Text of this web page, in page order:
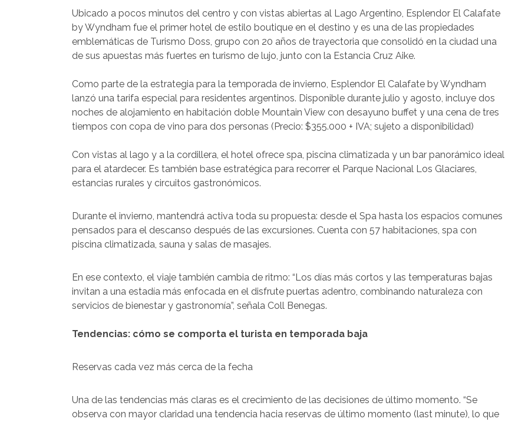
Ubicado a pocos minutos del centro y con vistas abiertas al Lago Argentino, Esplendor El Calafate
by Wyndham fue el primer hotel de estilo boutique en el destino y es una de las propiedades
emblemáticas de Turismo Doss, grupo con 20 años de trayectoria que consolidó en la ciudad una
de sus apuestas más fuertes en turismo de lujo, junto con la Estancia Cruz Aike.
Como parte de la estrategia para la temporada de invierno, Esplendor El Calafate by Wyndham
lanzó una tarifa especial para residentes argentinos. Disponible durante julio y agosto, incluye dos
noches de alojamiento en habitación doble Mountain View con desayuno buffet y una cena de tres
tiempos con copa de vino para dos personas (Precio: $355.000 + IVA; sujeto a disponibilidad)
Con vistas al lago y a la cordillera, el hotel ofrece spa, piscina climatizada y un bar panorámico ideal
para el atardecer. Es también base estratégica para recorrer el Parque Nacional Los Glaciares,
estancias rurales y circuitos gastronómicos.
Durante el invierno, mantendrá activa toda su propuesta: desde el Spa hasta los espacios comunes
pensados para el descanso después de las excursiones. Cuenta con 57 habitaciones, spa con
piscina climatizada, sauna y salas de masajes.
En ese contexto, el viaje también cambia de ritmo: “Los días más cortos y las temperaturas bajas
invitan a una estadía más enfocada en el disfrute puertas adentro, combinando naturaleza con
servicios de bienestar y gastronomía”, señala Coll Benegas.
Tendencias: cómo se comporta el turista en temporada baja
Reservas cada vez más cerca de la fecha
Una de las tendencias más claras es el crecimiento de las decisiones de último momento. “Se
observa con mayor claridad una tendencia hacia reservas de último momento (last minute), lo que